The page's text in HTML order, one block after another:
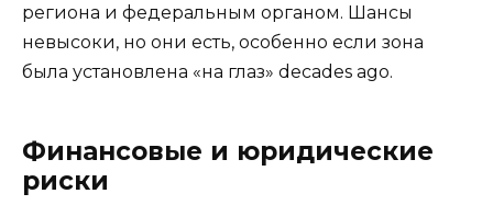
региона и федеральным органом. Шансы
невысоки, но они есть, особенно если зона
была установлена «на глаз» decades ago.
Финансовые и юридические
риски